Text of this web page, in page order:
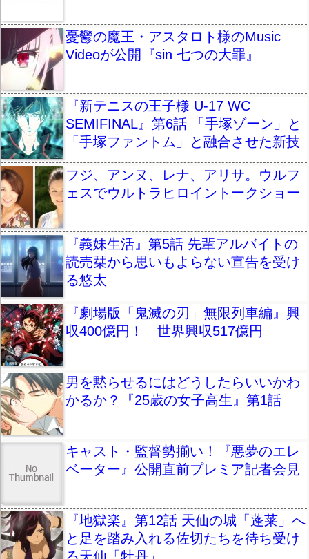
憂鬱の魔王・アスタロト様のMusic
Videoが公開『sin 七つの大罪』
『新テニスの王子様 U-17 WC
SEMIFINAL』第6話 「手塚ゾーン」と
「手塚ファントム」と融合させた新技
フジ、アンヌ、レナ、アリサ。ウルフ
ェスでウルトラヒロイントークショー
『義妹生活』第5話 先輩アルバイトの
読売栞から思いもよらない宣告を受け
る悠太
『劇場版「鬼滅の刃」無限列車編』興
収400億円！ 世界興収517億円
男を黙らせるにはどうしたらいいかわ
かるか？『25歳の女子高生』第1話
キャスト・監督勢揃い！『悪夢のエレ
ベーター』公開直前プレミア記者会見
『地獄楽』第12話 天仙の城「蓬莱」へ
と足を踏み入れる佐切たちを待ち受け